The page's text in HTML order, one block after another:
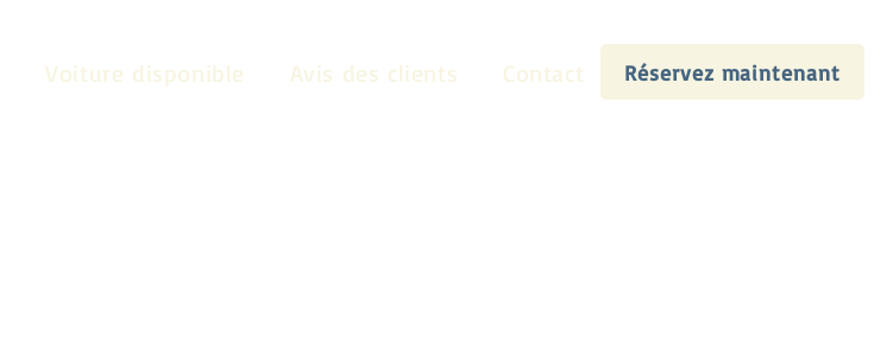
Voiture disponible Avis des clients Contact Réservez maintenant